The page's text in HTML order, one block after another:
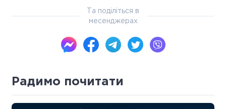
Та поділіться в
месенджерах
Радимо почитати